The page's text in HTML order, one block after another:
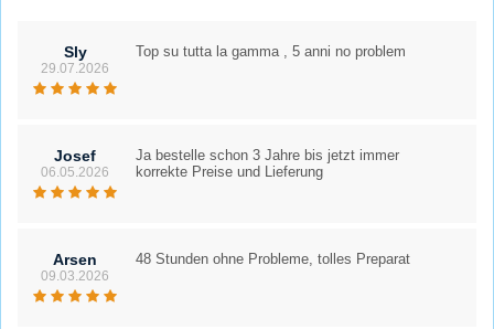
Sly
29.07.2026
Top su tutta la gamma , 5 anni no problem
Josef
06.05.2026
Ja bestelle schon 3 Jahre bis jetzt immer
korrekte Preise und Lieferung
Arsen
09.03.2026
48 Stunden ohne Probleme, tolles Preparat